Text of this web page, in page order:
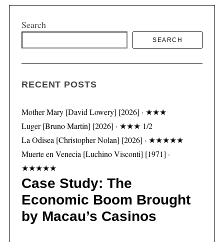
Search
SEARCH
RECENT POSTS
Mother Mary [David Lowery] [2026] · ★★★
Luger [Bruno Martín] [2026] · ★★★ 1/2
La Odisea [Christopher Nolan] [2026] · ★★★★★
Muerte en Venecia [Luchino Visconti] [1971] ·
★★★★★
Case Study: The
Economic Boom Brought
by Macau’s Casinos
r
h
f
r
: